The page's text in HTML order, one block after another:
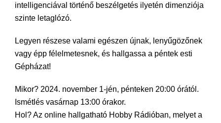
intelligenciával történő beszélgetés ilyetén dimenziója
szinte letaglózó.
Legyen részese valami egészen újnak, lenyűgözőnek
vagy épp félelmetesnek, és hallgassa a péntek esti
Gépházat!
Mikor? 2024. november 1-jén, pénteken 20:00 órától.
Ismétlés vasárnap 13:00 órakor.
Hol? Az online hallgatható Hobby Rádióban, melyet a